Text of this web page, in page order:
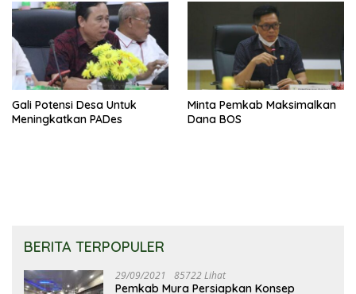
Gali Potensi Desa Untuk
Meningkatkan PADes
Minta Pemkab Maksimalkan
Dana BOS
BERITA TERPOPULER
29/09/2021 85722 Lihat
Pemkab Mura Persiapkan Konsep